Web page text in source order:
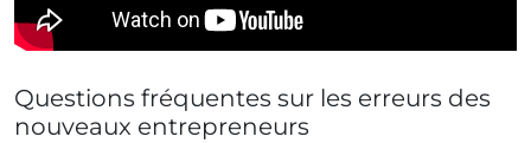
Questions fréquentes sur les erreurs des
nouveaux entrepreneurs